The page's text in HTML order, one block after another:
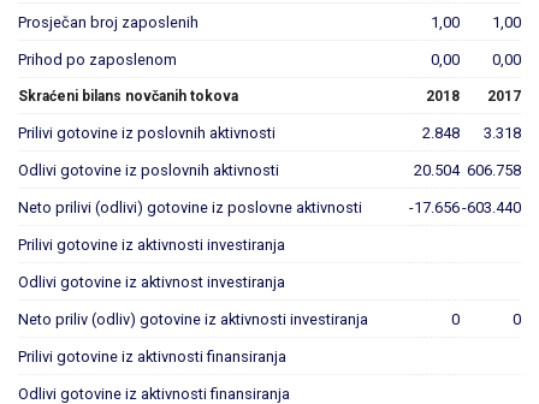
Prosječan broj zaposlenih 1,00 1,00
Prihod po zaposlenom 0,00 0,00
Skraćeni bilans novčanih tokova 2018 2017
Prilivi gotovine iz poslovnih aktivnosti 2.848 3.318
Odlivi gotovine iz poslovnih aktivnosti 20.504 606.758
Neto prilivi (odlivi) gotovine iz poslovne aktivnosti -17.656-603.440
Prilivi gotovine iz aktivnosti investiranja
Odlivi gotovine iz aktivnost investiranja
Neto priliv (odliv) gotovine iz aktivnosti investiranja 0 0
Prilivi gotovine iz aktivnosti finansiranja
Odlivi gotovine iz aktivnosti finansiranja